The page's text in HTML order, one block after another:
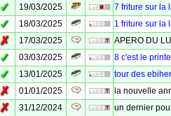
✓ 19/03/2025
7 friture sur la
✓ 18/03/2025
1 friture sur la
✗ 17/03/2025
APERO DU
✓ 03/03/2025
8 c'est le
✓ 13/01/2025
tour des
✗ 01/01/2025
la nouvelle
✗ 31/12/2024
un dernier